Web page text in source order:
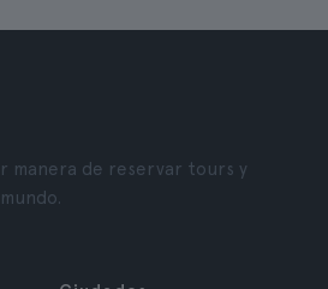
manera de reservar tours y